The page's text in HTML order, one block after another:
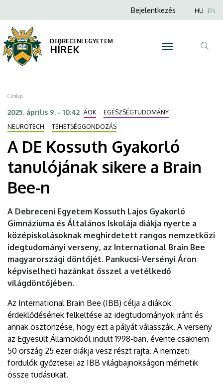
DE
Kossuth
Gyakorló
tanulójának
sikere
a
Brain
Bee-
n
DEBRECENI
EGYETEM
a
tartalomra
Anonim
menüje
Bejelentkezés HU EN
DEBRECENI EGYETEM
HÍREK
Morzsa
Címlap
2025. április 9. - 10:42 ÁOK
EGÉSZSÉGTUDOMÁNY
NEUROTECH
TEHETSÉGGONDOZÁS
A DE Kossuth Gyakorló
tanulójának sikere a Brain
Bee-n
A Debreceni Egyetem Kossuth Lajos Gyakorló
Gimnáziuma és Általános Iskolája diákja nyerte a
középiskolásoknak meghirdetett rangos nemzetközi
idegtudományi verseny, az International Brain Bee
magyarországi döntőjét. Pankucsi-Versényi Áron
képviselheti hazánkat ősszel a vetélkedő
világdöntőjében.
Az International Brain Bee (IBB) célja a diákok
érdeklődésének felkeltése az idegtudományok iránt és
annak ösztönzése, hogy ezt a pályát válasszák. A verseny
az Egyesült Államokból indult 1998-ban, évente csaknem
50 ország 25 ezer diákja vesz részt rajta. A nemzeti
fordulók győztesei az IBB világbajnokságon mérhetik
össze tudásukat.